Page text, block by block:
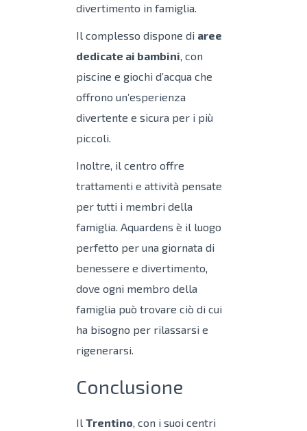
divertimento in famiglia.
Il complesso dispone di aree
dedicate ai bambini, con
piscine e giochi d’acqua che
offrono un’esperienza
divertente e sicura per i più
piccoli.
Inoltre, il centro offre
trattamenti e attività pensate
per tutti i membri della
famiglia. Aquardens è il luogo
perfetto per una giornata di
benessere e divertimento,
dove ogni membro della
famiglia può trovare ciò di cui
ha bisogno per rilassarsi e
rigenerarsi.
Conclusione
Il Trentino, con i suoi centri